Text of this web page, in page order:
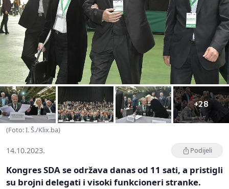
+28
(Foto: I. Š./Klix.ba)
14.10.2023. Podijeli
Kongres SDA se održava danas od 11 sati, a pristigli
su brojni delegati i visoki funkcioneri stranke.